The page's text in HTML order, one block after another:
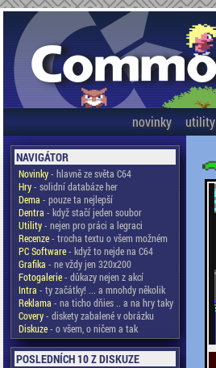
novinky utility
NAVIGÁTOR
Novinky- hlavně ze světa C64
Hry- solidní databáze her
Dema - pouze ta nejlepší
Dentra - když stačí jeden soubor
Utility- nejen pro práci a legraci
Recenze- trocha textu o všem možném
PC Software- když to nejde na C64
Grafika - ne vždy jen 320x200
Fotogalerie- důkazy nejen z akcí
Intra - ty začátky! ... a mnohdy několik
Reklama - na ticho dňies .. a na hry taky
Covery- diskety zabalené v obrázku
Diskuze- o všem, o ničem a tak
POSLEDNÍCH 10 Z DISKUZE